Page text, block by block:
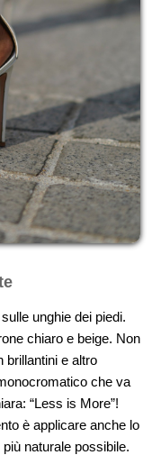
unghie dei piedi.
chiaro e beige. Non
brillantini e altro
che va
“Less is More”!
è applicare anche lo
naturale possibile.